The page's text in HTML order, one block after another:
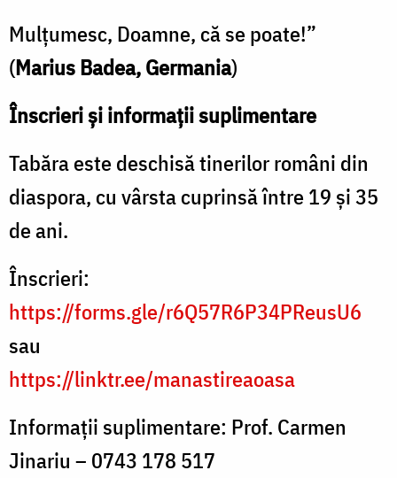
Mulțumesc, Doamne, că se poate!”
(Marius Badea, Germania)
Înscrieri și informații suplimentare
Tabăra este deschisă tinerilor români din
diaspora, cu vârsta cuprinsă între 19 și 35
de ani.
Înscrieri:
https://forms.gle/r6Q57R6P34PReusU6
sau
https://linktr.ee/manastireaoasa
Informații suplimentare: Prof. Carmen
Jinariu – 0743 178 517